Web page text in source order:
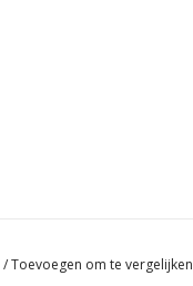
/Toevoegen om te vergelijken